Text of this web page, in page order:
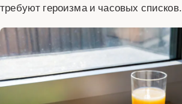
требуют героизма и часовых списков.